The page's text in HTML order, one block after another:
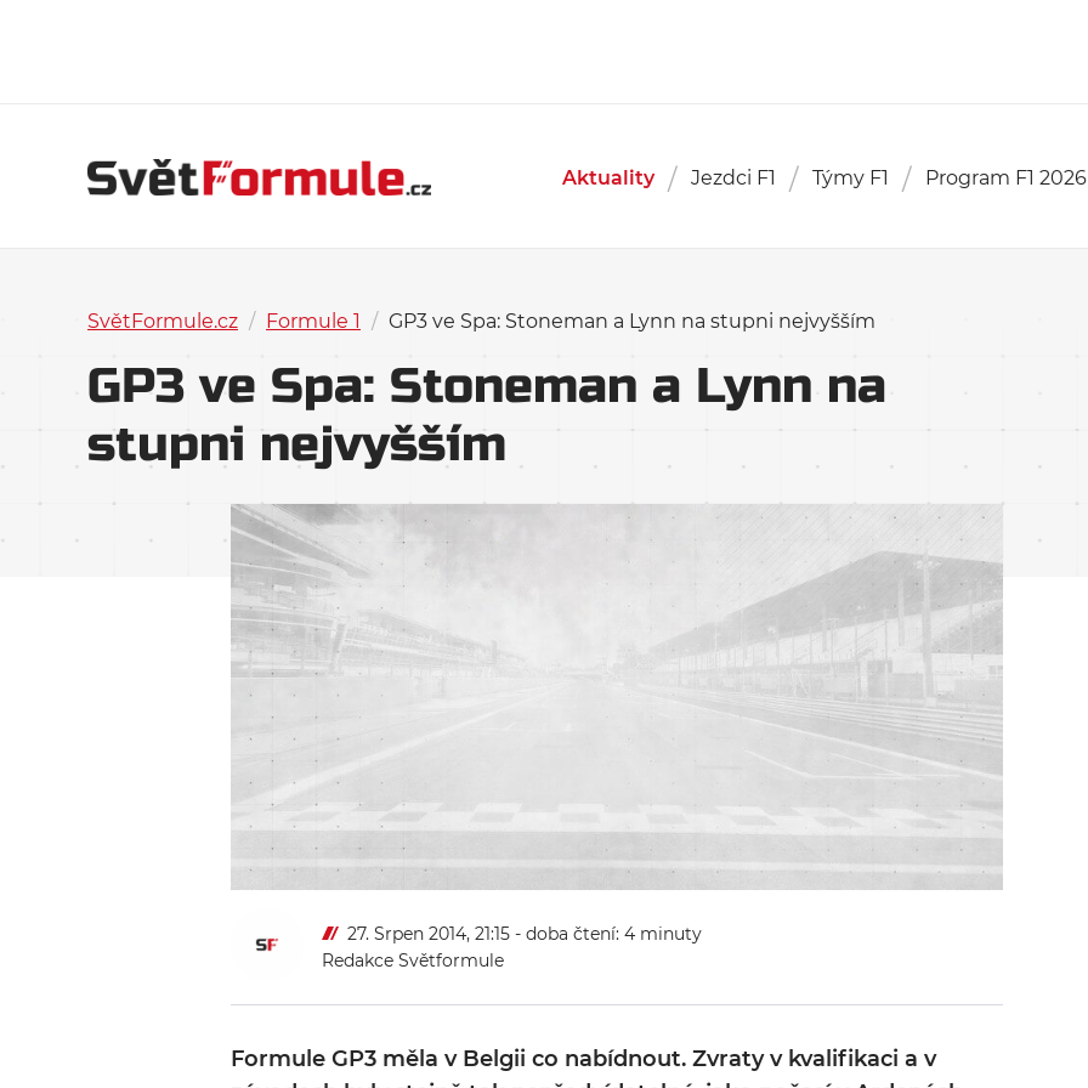
Aktuality Jezdci F1 Týmy F1 Program F1 2026
SvětFormule.cz / Formule 1 / GP3 ve Spa: Stoneman a Lynn na stupni nejvyšším
GP3 ve Spa: Stoneman a Lynn na
stupni nejvyšším
27. Srpen 2014, 21:15 - doba čtení: 4 minuty
Redakce Světformule
Formule GP3 měla v Belgii co nabídnout. Zvraty v kvalifikaci a v